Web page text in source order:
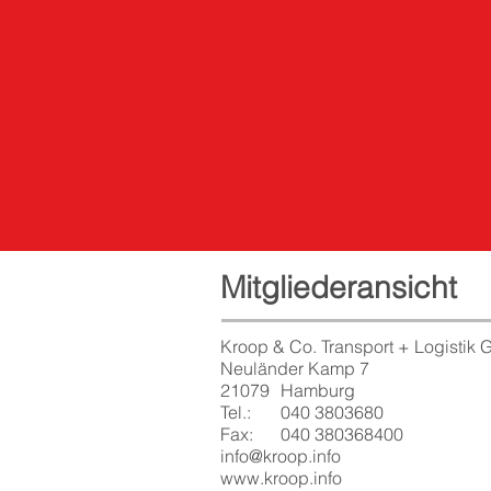
Mitgliederansicht
Kroop & Co. Transport + Logistik
Neuländer Kamp 7
21079 Hamburg
Tel.:
Fax:
040 3803680
040 380368400
info@kroop.info
www.kroop.info